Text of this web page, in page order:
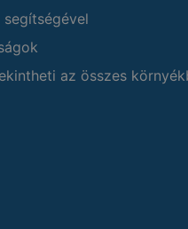
az összes